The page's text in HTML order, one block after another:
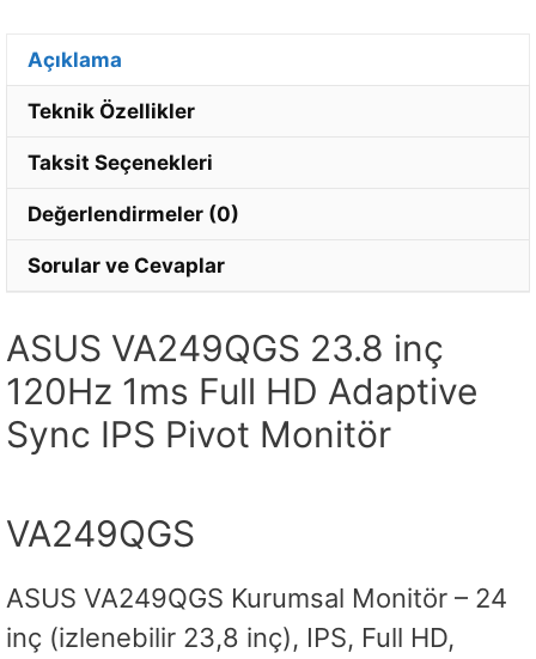
Açıklama
Teknik Özellikler
Taksit Seçenekleri
Değerlendirmeler (0)
Sorular ve Cevaplar
ASUS VA249QGS 23.8 inç
120Hz 1ms Full HD Adaptive
Sync IPS Pivot Monitör
VA249QGS
ASUS VA249QGS Kurumsal Monitör – 24
inç (izlenebilir 23,8 inç), IPS, Full HD,